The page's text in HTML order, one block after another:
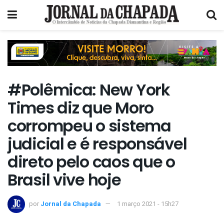
#Polêmica: New York
Times diz que Moro
corrompeu o sistema
judicial e é responsável
direto pelo caos que o
Brasil vive hoje
por Jornal da Chapada 1 março 2021 - 15h27